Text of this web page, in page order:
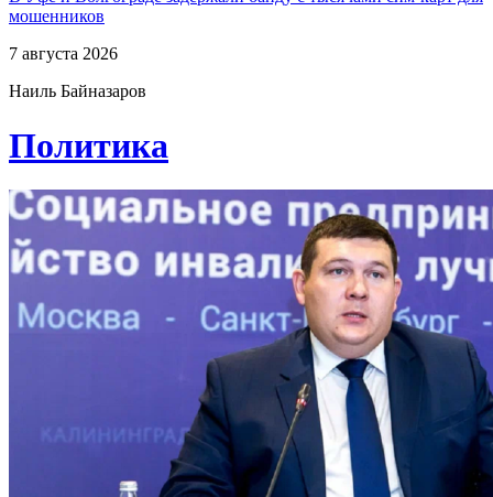
мошенников
7 августа 2026
Наиль Байназаров
Политика